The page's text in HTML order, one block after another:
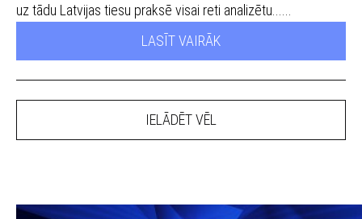
uz tādu Latvijas tiesu praksē visai reti analizētu......
LASĪT VAIRĀK
IELĀDĒT VĒL